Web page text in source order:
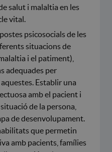
salut i malaltia en les
vital.
psicosocials de les
situacions de
i el patiment),
adequades per
Establir una
amb el pacient i
de la persona,
de desenvolupament.
que permetin
amb pacients, famílies